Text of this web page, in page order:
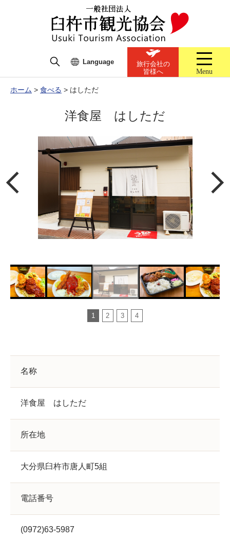
Language
旅行会社の
皆様へ
Menu
ホーム > 食べる > はしただ
洋食屋 はしただ
1 2 3 4
名称
洋食屋 はしただ
所在地
大分県臼杵市唐人町5組
電話番号
(0972)63-5987